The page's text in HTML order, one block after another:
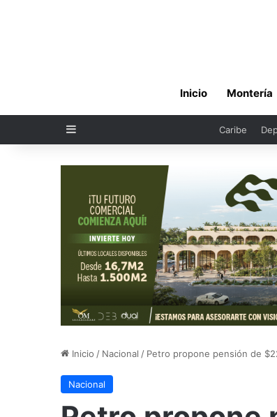
Inicio Montería
Sidebar Caribe
Inicio / Nacional / Petro propone pensión de
Nacional